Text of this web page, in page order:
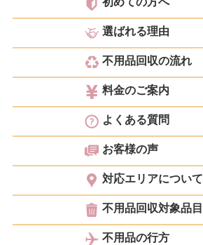
選ばれる理由
不用品回収の流れ
料金のご案内
よくある質問
お客様の声
対応エリアについて
不用品回収対象品目
不用品の行方